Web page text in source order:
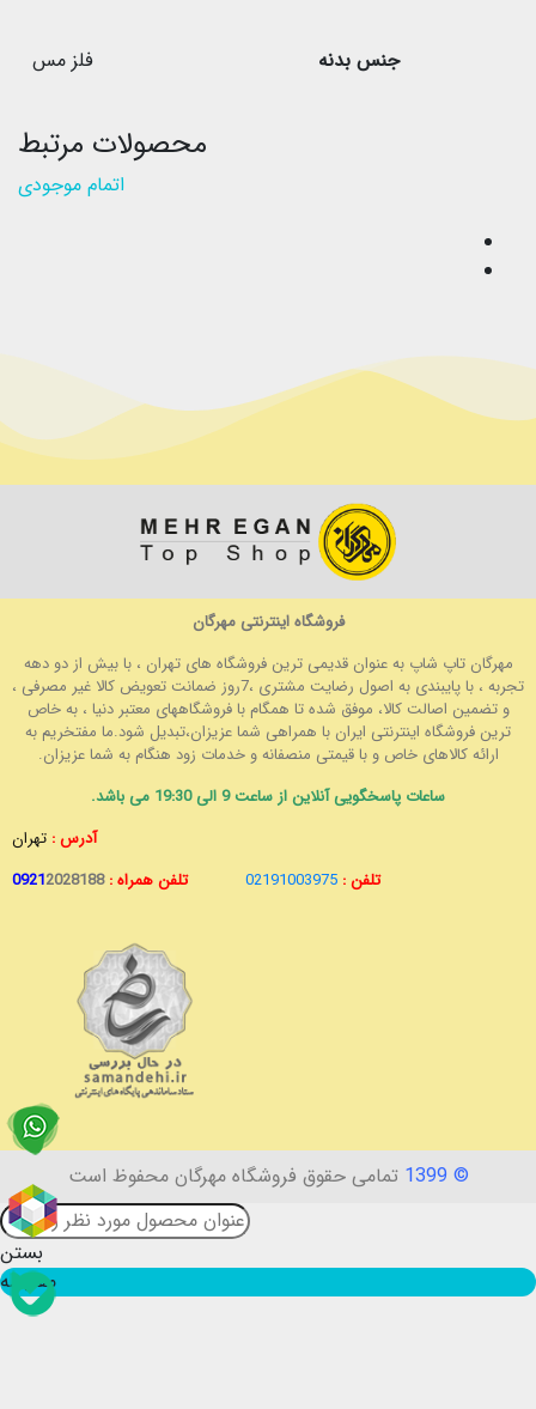
جنس بدنه فلز مس
محصولات مرتبط
اتمام موجودی
فروشگاه اینترنتی مهرگان
مهرگان تاپ شاپ به عنوان قدیمی ترین فروشگاه های تهران ، با بیش از دو دهه
تجربه ، با پایبندی به اصول رضایت مشتری ،7روز ضمانت تعویض کالا غیر مصرفی ،
و تضمین اصالت کالا، موفق شده تا همگام با فروشگاههای معتبر دنیا ، به خاص
ترین فروشگاه اینترنتی ایران با همراهی شما عزیزان،تبدیل شود.ما مفتخریم به
ارائه کالاهای خاص و با قیمتی منصفانه و خدمات زود هنگام به شما عزیزان.
ساعات پاسخگویی آنلاین از ساعت 9 الی 19:30 می باشد.
آدرس : تهران
تلفن : 02191003975 تلفن همراه : 09212028188
© 1399 تمامی حقوق فروشگاه مهرگان محفوظ است
بستن
مقایسه